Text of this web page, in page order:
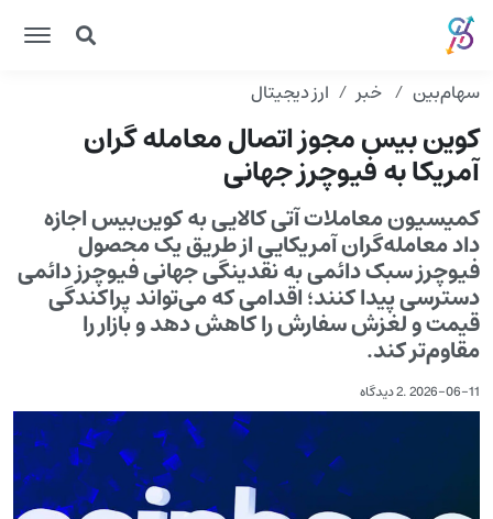
سهام‌بین خبر ارز دیجیتال
کوین بیس مجوز اتصال معامله گران
آمریکا به فیوچرز جهانی
کمیسیون معاملات آتی کالایی به کوین‌بیس اجازه
داد معامله‌گران آمریکایی از طریق یک محصول
فیوچرز سبک دائمی به نقدینگی جهانی فیوچرز دائمی
دسترسی پیدا کنند؛ اقدامی که می‌تواند پراکندگی
قیمت و لغزش سفارش را کاهش دهد و بازار را
مقاوم‌تر کند.
2026-06-11
.2 دیدگاه